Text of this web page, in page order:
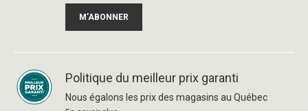
M’ABONNER
Politique du meilleur prix garanti
Nous égalons les prix des magasins au Québec